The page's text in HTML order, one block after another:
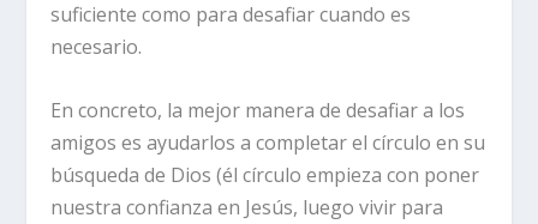
suficiente como para desafiar cuando es
necesario.
En concreto, la mejor manera de desafiar a los
amigos es ayudarlos a completar el círculo en su
búsqueda de Dios (él círculo empieza con poner
nuestra confianza en Jesús, luego vivir para